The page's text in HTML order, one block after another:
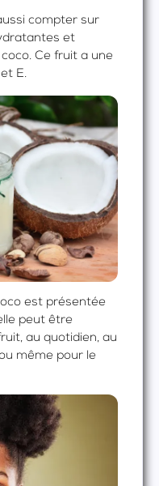
compter sur
et
Ce fruit a une
E.
est présentée
peut être
au quotidien, au
même pour le